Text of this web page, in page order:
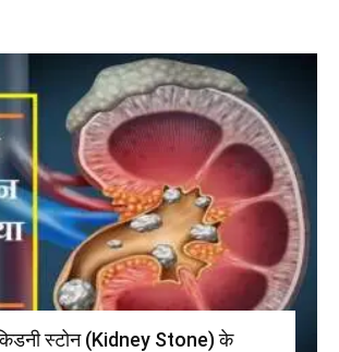
स्टोन (Kidney Stone) के